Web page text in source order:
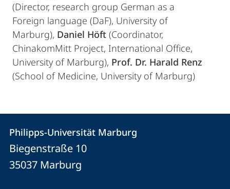
(Director, research group German as a
Foreign language (DaF), University of
Marburg), Daniel Höft (Coordinator,
ChinakomMitt Project, International Office,
University of Marburg), Prof. Dr. Harald Renz
(School of Medicine, University of Marburg)
Kontakt
und
Informationen
Kontaktinformationen
Philipps-
Universität
Philipps-Universität Marburg
Biegenstraße 10
35037 Marburg